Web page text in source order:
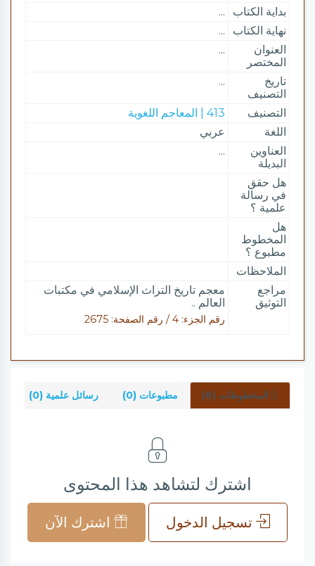
بداية الكتاب
...
نهاية الكتاب
...
العنوان
المختصر
...
تاريخ
التصنيف
...
التصنيف
413 | المعاجم اللغوية
اللغة
عربي
العناوين
البديلة
...
هل حقق
في رسالة
علمية ؟
هل
المخطوط
مطبوع ؟
الملاحظات
مراجع
التوثيق
معجم تاريخ التراث الإسلامي في مكتبات
العالم ..
رقم الجزء: 4 / رقم الصفحة: 2675
المخطوطات (6) مطبوعات (0) رسائل علمية (0)
اشترك لتشاهد هذا المحتوى
تسجيل الدخول اشترك الآن